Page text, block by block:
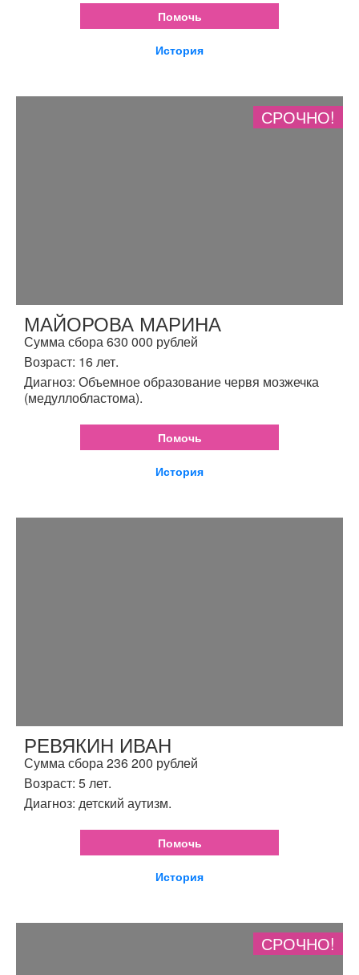
Помочь
История
СРОЧНО!
МАЙОРОВА МАРИНА
Сумма сбора 630 000 рублей
Возраст: 16 лет.
Диагноз: Объемное образование червя мозжечка
(медуллобластома).
Помочь
История
РЕВЯКИН ИВАН
Сумма сбора 236 200 рублей
Возраст: 5 лет.
Диагноз: детский аутизм.
Помочь
История
СРОЧНО!